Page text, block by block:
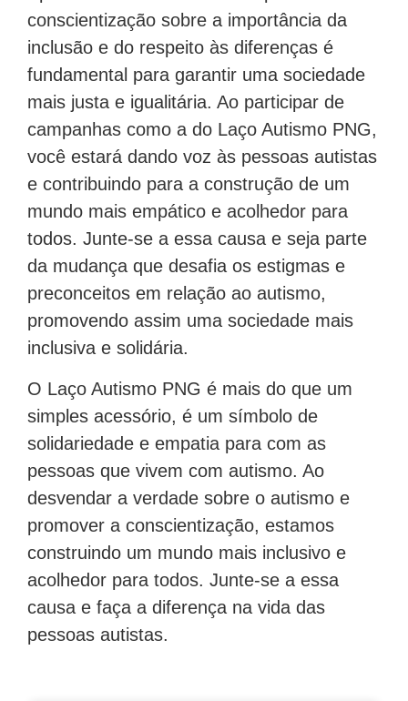
conscientização sobre a importância da
inclusão e do respeito às diferenças é
fundamental para garantir uma sociedade
mais justa e igualitária. Ao participar de
campanhas como a do Laço Autismo PNG,
você estará dando voz às pessoas autistas
e contribuindo para a construção de um
mundo mais empático e acolhedor para
todos. Junte-se a essa causa e seja parte
da mudança que desafia os estigmas e
preconceitos em relação ao autismo,
promovendo assim uma sociedade mais
inclusiva e solidária.
O Laço Autismo PNG é mais do que um
simples acessório, é um símbolo de
solidariedade e empatia para com as
pessoas que vivem com autismo. Ao
desvendar a verdade sobre o autismo e
promover a conscientização, estamos
construindo um mundo mais inclusivo e
acolhedor para todos. Junte-se a essa
causa e faça a diferença na vida das
pessoas autistas.